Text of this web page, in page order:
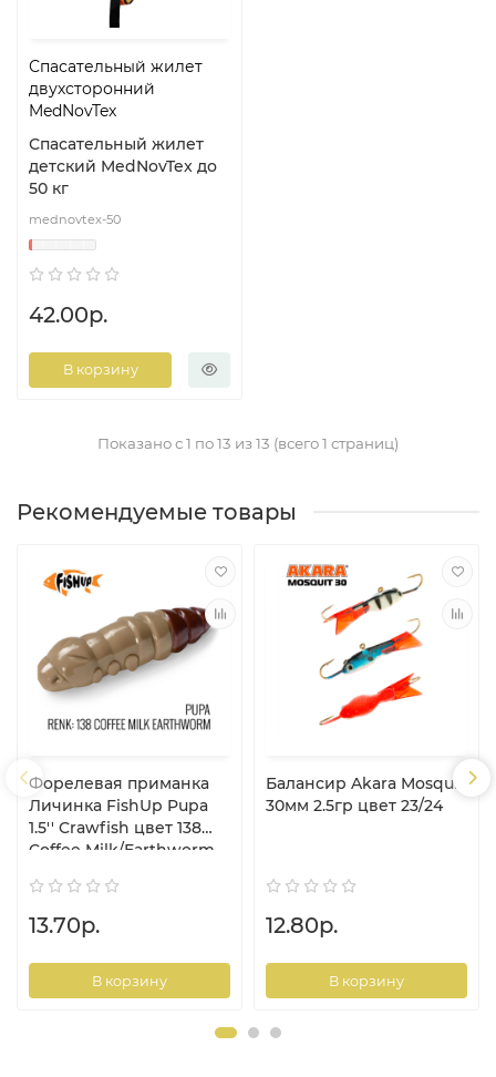
Спасательный жилет
двухсторонний
MedNovTex
Спасательный жилет
детский MedNovTex до
50 кг
mednovtex-50
42.00р.
В корзину
Показано с 1 по 13 из 13 (всего 1 страниц)
Рекомендуемые товары
Форелевая приманка
Личинка FishUp Pupa
1.5'' Crawfish цвет 138
Coffee Milk/Earthworm
13.70р.
В корзину
Балансир Akara Mosquit
30мм 2.5гр цвет 23/24
12.80р.
В корзину